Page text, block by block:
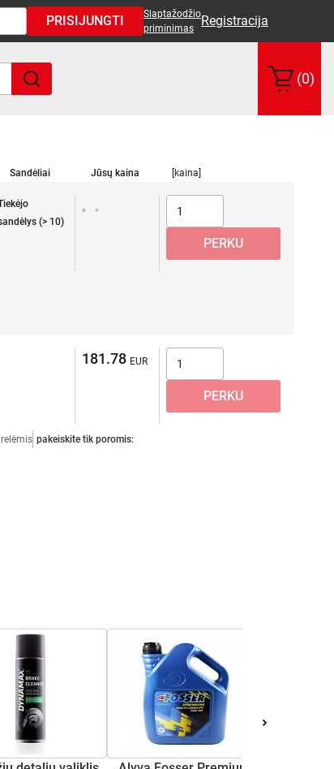
PRISIJUNGTI
Slaptažodžio
priminimas
Registracija
(0)
Sandėliai Jūsų kaina [kaina]
(> 10)
181.78
pakeiskite tik poromis: